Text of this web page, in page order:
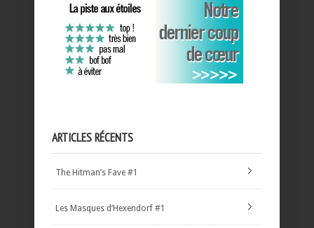
ARTICLES RÉCENTS
The Hitman’s Fave #1
Les Masques d’Hexendorf #1